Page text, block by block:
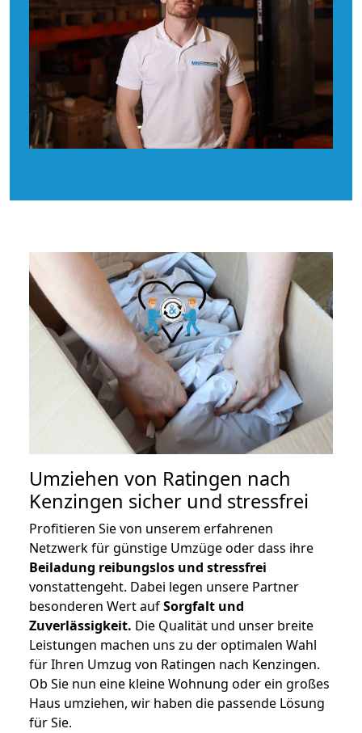
Umziehen von Ratingen nach
Kenzingen sicher und stressfrei
Profitieren Sie von unserem erfahrenen
Netzwerk für günstige Umzüge oder dass ihre
Beiladung reibungslos und stressfrei
vonstattengeht. Dabei legen unsere Partner
besonderen Wert aufSorgfalt und
Zuverlässigkeit. Die Qualität und unser breite
Leistungen machen uns zu der optimalen Wahl
für Ihren Umzug von Ratingen nach Kenzingen.
Ob Sie nun eine kleine Wohnung oder ein großes
Haus umziehen, wir haben die passende Lösung
für Sie.